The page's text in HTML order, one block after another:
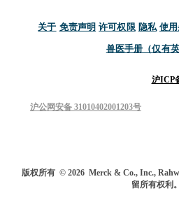
关于 免责声明 许可权限 隐私 使
兽医手册（仅有英
沪ICP
沪公网安备 31010402001203号
版权所有 © 2026 Merck & Co., Inc.,
留所有权利。